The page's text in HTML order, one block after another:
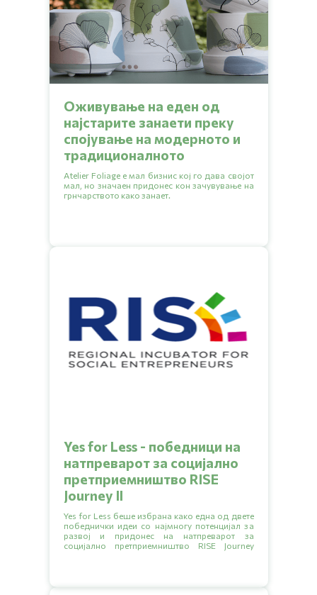
Оживување на еден од
најстарите занаети преку
спојување на модерното и
традиционалното
Atelier Foliage е мал бизнис кој го дава својот
мал, но значаен придонес кон зачувување на
грнчарството како занает.
Yes for Less - победници на
натпреварот за социјално
претприемништво RISE
Journey II
Yes for Less беше избрана како една од двете
победнички идеи со најмногу потенцијал за
развој и придонес на натпреварот за
социјално претприемништво RISE Journey